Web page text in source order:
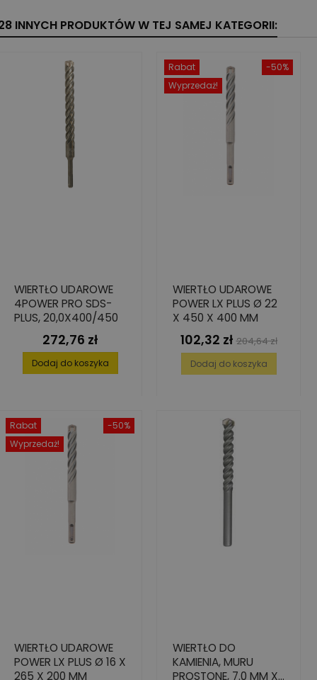
INNYCH PRODUKTÓW W TEJ SAMEJ KATEGORII:
WIERTŁO UDAROWE
4POWER PRO SDS-
PLUS, 20,0X400/450
Cena
272,76 zł
Dodaj do koszyka
-50%
Rabat
Wyprzedaż!
WIERTŁO UDAROWE
POWER LX PLUS Ø 22
X 450 X 400 MM
Cena
102,32 zł Cena
podstawowa
204,64 zł
Dodaj do koszyka
-50%
Rabat
Wyprzedaż!
WIERTŁO UDAROWE
POWER LX PLUS Ø 16 X
265 X 200 MM
WIERTŁO DO
KAMIENIA, MURU
PROSTONE, 7.0 MM X